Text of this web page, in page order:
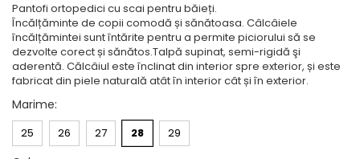
Pantofi ortopedici cu scai pentru băieți.
Încălțăminte de copii comodă și sănătoasa. Câlcâiele
încălțămintei sunt întărite pentru a permite piciorului să se
dezvolte corect și sănătos.Talpă supinat, semi-rigidă şi
aderentă. Călcâiul este înclinat din interior spre exterior, și este
fabricat din piele naturală atât în interior cât și în exterior.
Marime:
25 26 27 28 29